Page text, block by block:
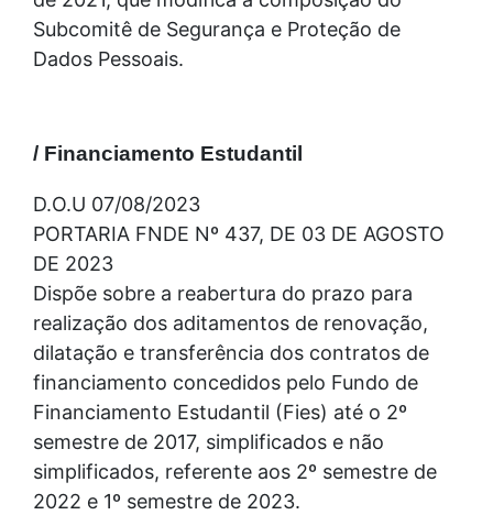
Subcomitê de Segurança e Proteção de
Dados Pessoais.
/ Financiamento Estudantil
D.O.U 07/08/2023
PORTARIA FNDE Nº 437, DE 03 DE AGOSTO
DE 2023
Dispõe sobre a reabertura do prazo para
realização dos aditamentos de renovação,
dilatação e transferência dos contratos de
financiamento concedidos pelo Fundo de
Financiamento Estudantil (Fies) até o 2º
semestre de 2017, simplificados e não
simplificados, referente aos 2º semestre de
2022 e 1º semestre de 2023.